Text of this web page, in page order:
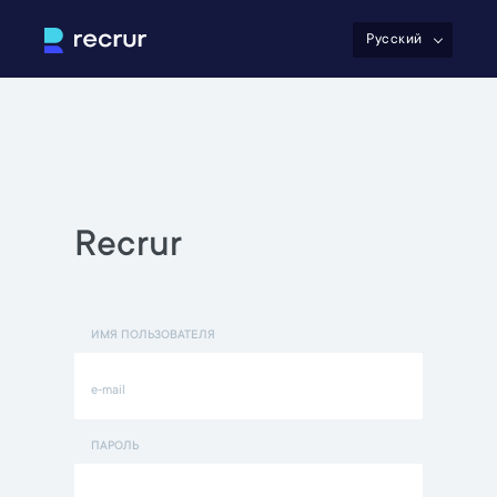
Русский
Recrur
ИМЯ ПОЛЬЗОВАТЕЛЯ
ПАРОЛЬ